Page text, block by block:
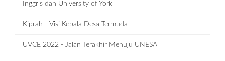
Inggris dan University of York
Kiprah - Visi Kepala Desa Termuda
UVCE 2022 - Jalan Terakhir Menuju UNESA